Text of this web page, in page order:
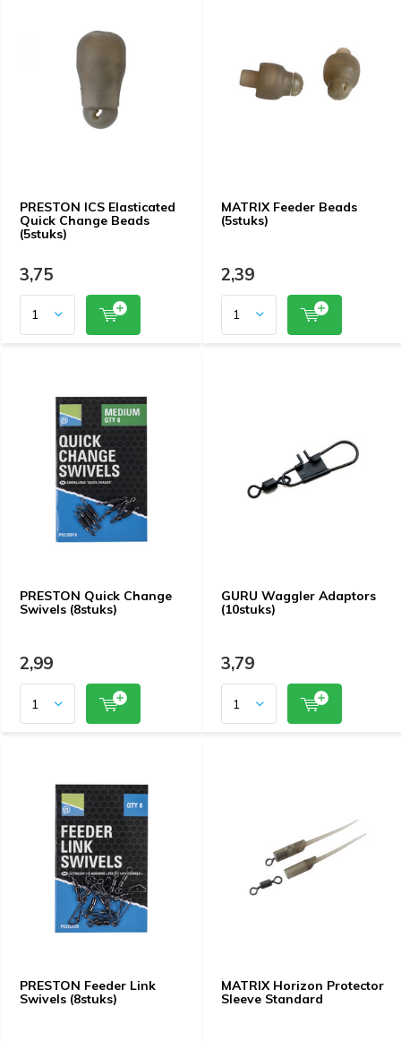
PRESTON ICS Elasticated
Quick Change Beads
(5stuks)
3,75
MATRIX Feeder Beads
(5stuks)
2,39
PRESTON Quick Change
Swivels (8stuks)
2,99
GURU Waggler Adaptors
(10stuks)
3,79
PRESTON Feeder Link
Swivels (8stuks)
MATRIX Horizon Protector
Sleeve Standard